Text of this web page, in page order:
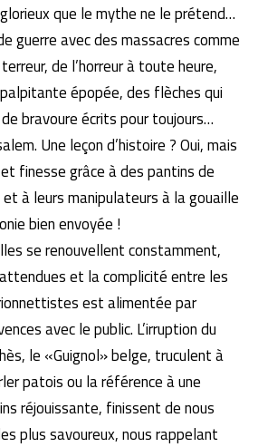
que le mythe ne le prétend…
guerre avec des massacres comme
de l’horreur à toute heure,
épopée, des flèches qui
bravoure écrits pour toujours…
Une leçon d’histoire ? Oui, mais
finesse grâce à des pantins de
à leurs manipulateurs à la gouaille
bien envoyée !
se renouvellent constamment,
et la complicité entre les
est alimentée par
avec le public. L’irruption du
le «Guignol» belge, truculent à
patois ou la référence à une
réjouissante, finissent de nous
plus savoureux, nous rappelant